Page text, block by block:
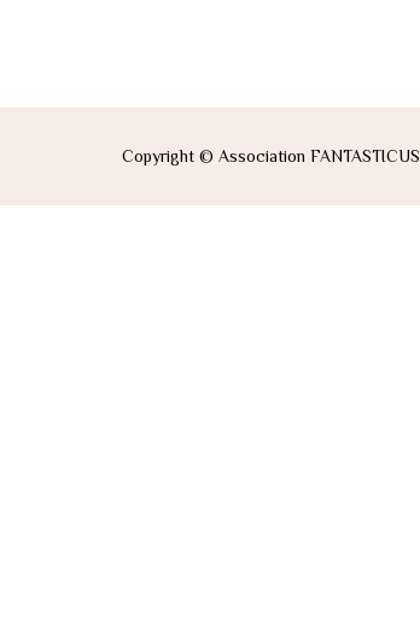
Copyright © Association FANTASTICUS